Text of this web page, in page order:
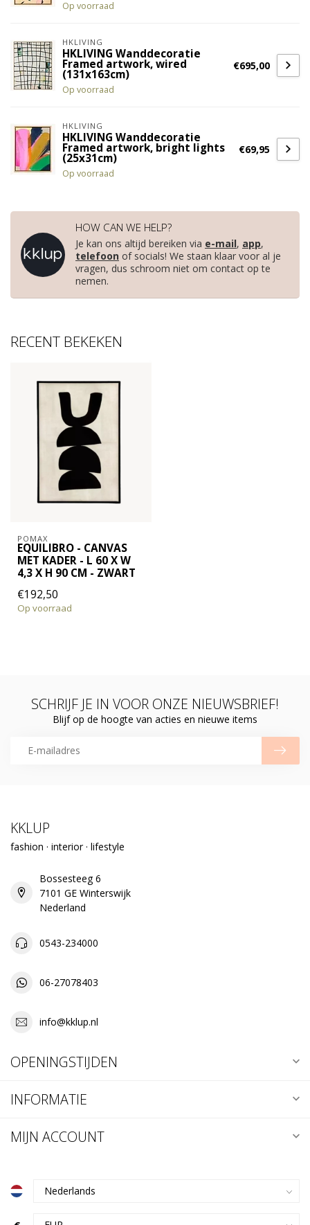
Op voorraad
HKLIVING
HKLIVING Wanddecoratie
Framed artwork, wired
(131x163cm)
Op voorraad
€695,00
HKLIVING
HKLIVING Wanddecoratie
Framed artwork, bright lights
(25x31cm)
Op voorraad
€69,95
HOW CAN WE HELP?
Je kan ons altijd bereiken via e-mail, app,
telefoon of socials! We staan klaar voor al je
vragen, dus schroom niet om contact op te
nemen.
RECENT BEKEKEN
POMAX
EQUILIBRO - CANVAS
MET KADER - L 60 X W
4,3 X H 90 CM - ZWART
€192,50
Op voorraad
SCHRIJF JE IN VOOR ONZE NIEUWSBRIEF!
Blijf op de hoogte van acties en nieuwe items
KKLUP
fashion · interior · lifestyle
Bossesteeg 6
7101 GE Winterswijk
Nederland
0543-234000
06-27078403
info@kklup.nl
OPENINGSTIJDEN
INFORMATIE
MIJN ACCOUNT